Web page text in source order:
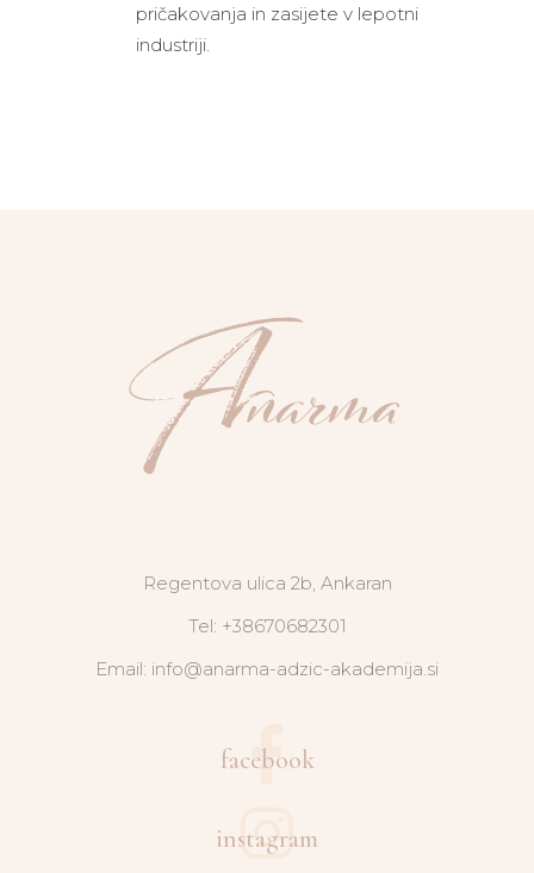
pričakovanja in zasijete v lepotni
industriji.
Regentova ulica 2b, Ankaran
Tel: +38670682301
Email: info@anarma-adzic-akademija.si
facebook
instagram